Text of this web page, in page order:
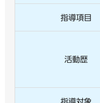
指導項目
活動歴
指導対象